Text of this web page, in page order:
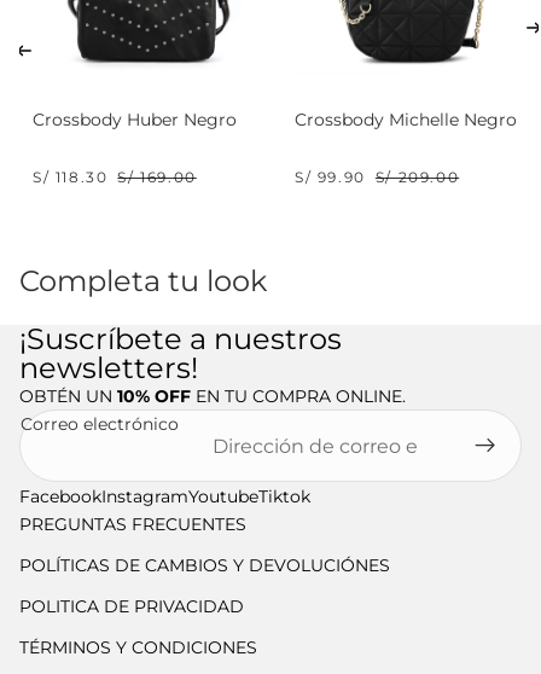
Crossbody Huber Negro
S/ 118.30 S/ 169.00
Crossbody Michelle Negro
S/ 99.90 S/ 209.00
Completa tu look
¡Suscríbete a nuestros
newsletters!
OBTÉN UN 10% OFF EN TU COMPRA ONLINE.
Correo electrónico
FacebookInstagramYoutubeTiktok
PREGUNTAS FRECUENTES
POLÍTICAS DE CAMBIOS Y DEVOLUCIÓNES
POLITICA DE PRIVACIDAD
TÉRMINOS Y CONDICIONES